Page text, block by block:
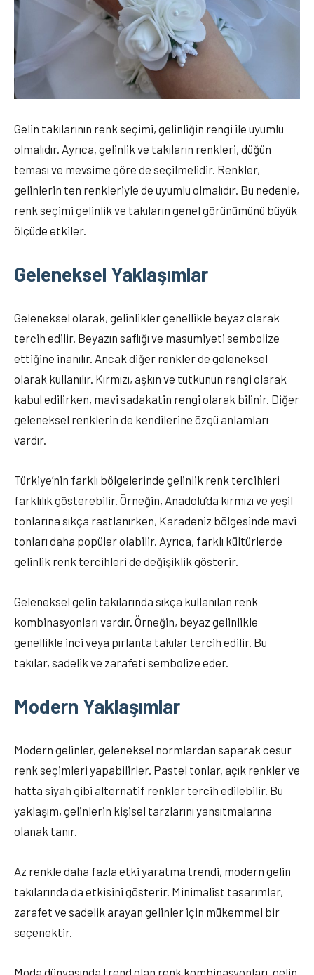
Gelin takılarının renk seçimi, gelinliğin rengi ile uyumlu
olmalıdır. Ayrıca, gelinlik ve takıların renkleri, düğün
teması ve mevsime göre de seçilmelidir. Renkler,
gelinlerin ten renkleriyle de uyumlu olmalıdır. Bu nedenle,
renk seçimi gelinlik ve takıların genel görünümünü büyük
ölçüde etkiler.
Geleneksel Yaklaşımlar
Geleneksel olarak, gelinlikler genellikle beyaz olarak
tercih edilir. Beyazın saflığı ve masumiyeti sembolize
ettiğine inanılır. Ancak diğer renkler de geleneksel
olarak kullanılır. Kırmızı, aşkın ve tutkunun rengi olarak
kabul edilirken, mavi sadakatin rengi olarak bilinir. Diğer
geleneksel renklerin de kendilerine özgü anlamları
vardır.
Türkiye’nin farklı bölgelerinde gelinlik renk tercihleri
farklılık gösterebilir. Örneğin, Anadolu’da kırmızı ve yeşil
tonlarına sıkça rastlanırken, Karadeniz bölgesinde mavi
tonları daha popüler olabilir. Ayrıca, farklı kültürlerde
gelinlik renk tercihleri de değişiklik gösterir.
Geleneksel gelin takılarında sıkça kullanılan renk
kombinasyonları vardır. Örneğin, beyaz gelinlikle
genellikle inci veya pırlanta takılar tercih edilir. Bu
takılar, sadelik ve zarafeti sembolize eder.
Modern Yaklaşımlar
Modern gelinler, geleneksel normlardan saparak cesur
renk seçimleri yapabilirler. Pastel tonlar, açık renkler ve
hatta siyah gibi alternatif renkler tercih edilebilir. Bu
yaklaşım, gelinlerin kişisel tarzlarını yansıtmalarına
olanak tanır.
Az renkle daha fazla etki yaratma trendi, modern gelin
takılarında da etkisini gösterir. Minimalist tasarımlar,
zarafet ve sadelik arayan gelinler için mükemmel bir
seçenektir.